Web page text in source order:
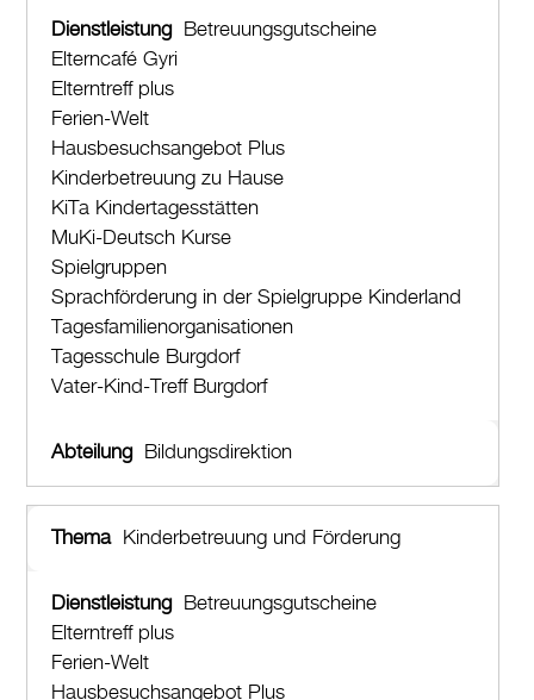
Betreuungsgutscheine
Elterncafé Gyri
Elterntreff plus
Ferien-Welt
Hausbesuchsangebot Plus
Kinderbetreuung zu Hause
KiTa Kindertagesstätten
MuKi-Deutsch Kurse
Spielgruppen
Sprachförderung in der Spielgruppe Kinderland
Tagesfamilienorganisationen
Tagesschule Burgdorf
Vater-Kind-Treff Burgdorf
Bildungsdirektion
Kinderbetreuung und Förderung
Betreuungsgutscheine
Elterntreff plus
Ferien-Welt
Hausbesuchsangebot Plus